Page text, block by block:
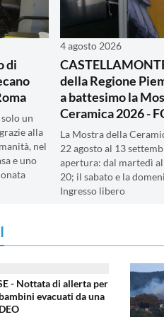
di
un
alla
nel
e uno
4 agosto 2026
della Regione
a battesimo la
Ceramica 2026 -
La Mostra della
22 agosto al 13
apertura: dal martedì
20; il sabato e la
Ingresso libero
- Nottata di allerta per
evacuati da una